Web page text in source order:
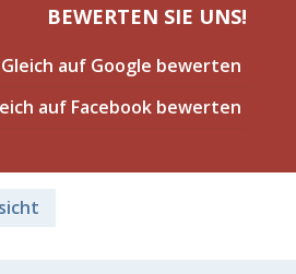
BEWERTEN SIE UNS!
Gleich auf Google bewerten
auf Facebook bewerten